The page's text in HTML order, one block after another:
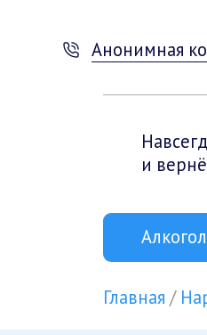
Анонимная
и
Главная